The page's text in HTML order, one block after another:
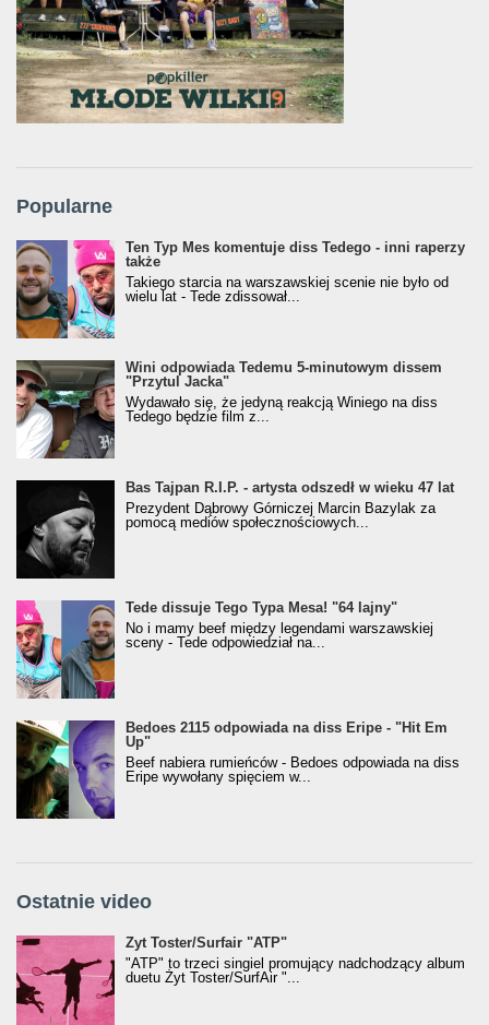
Popularne
Ten Typ Mes komentuje diss Tedego - inni raperzy
także
Takiego starcia na warszawskiej scenie nie było od
wielu lat - Tede zdissował...
Wini odpowiada Tedemu 5-minutowym dissem
"Przytul Jacka"
Wydawało się, że jedyną reakcją Winiego na diss
Tedego będzie film z...
Bas Tajpan R.I.P. - artysta odszedł w wieku 47 lat
Prezydent Dąbrowy Górniczej Marcin Bazylak za
pomocą mediów społecznościowych...
Tede dissuje Tego Typa Mesa! "64 lajny"
No i mamy beef między legendami warszawskiej
sceny - Tede odpowiedział na...
Bedoes 2115 odpowiada na diss Eripe - "Hit Em
Up"
Beef nabiera rumieńców - Bedoes odpowiada na diss
Eripe wywołany spięciem w...
Ostatnie video
Żyt Toster/SurfAir - ATP VIDEO
Żyt Toster/Surfair "ATP"
"ATP" to trzeci singiel promujący nadchodzący album
duetu Żyt Toster/SurfAir "...